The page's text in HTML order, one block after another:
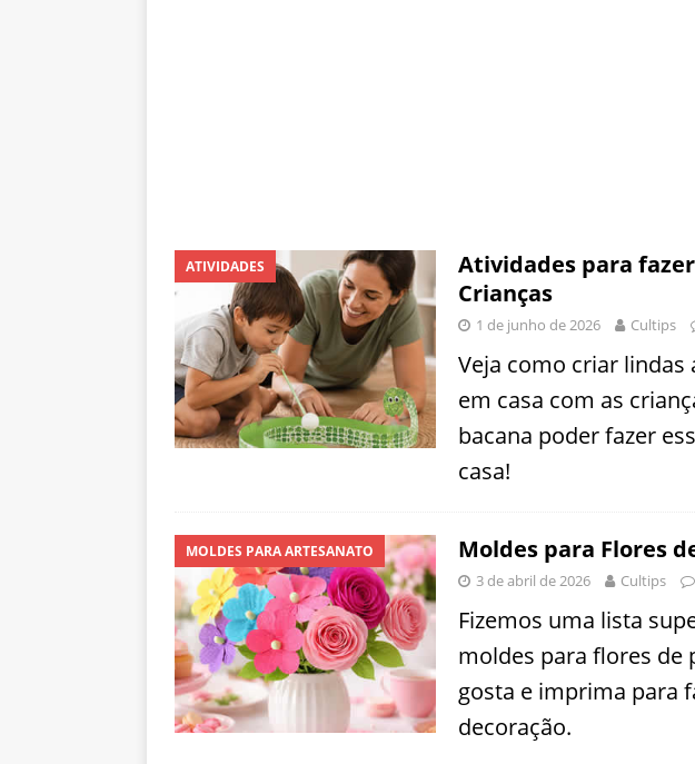
ATIVIDADES
Atividades para
Crianças
1 de junho de 2026 Cultips
Veja como criar lindas
em casa com as
bacana poder fazer
casa!
MOLDES PARA ARTESANATO Moldes para Flores
3 de abril de 2026 Cultips
Fizemos uma lista
moldes para flores de
gosta e imprima para
decoração.